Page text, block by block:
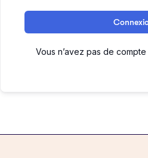
Vous n’avez pas de compte